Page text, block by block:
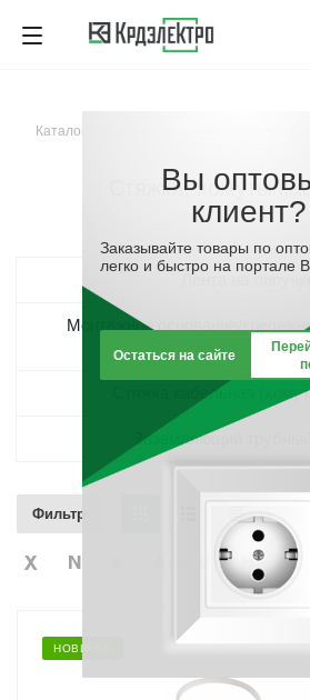
Каталог
Стяжки, хомуты
Лента на липучке
Монтажное основание/
кабельных стяжек
Стяжка кабельная (хомут
Заземляющий трубный
Фильтр
НОВИНКА
Вы
клиент?
Заказывайте товары по
легко и быстро на портале
Остаться на сайте